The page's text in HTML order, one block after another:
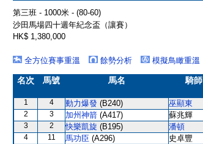
第三班 - 1000米 - (80-60)
沙田馬場四十週年紀念盃（讓賽）
HK$ 1,380,000
全方位賽事重溫
餘勢分析 模擬鳥瞰重溫
名次 馬號 馬名 騎師
1 4 動力爆發 (B240) 巫顯東
2
3 加州神箭 (A417) 蘇兆輝
3
2 快樂凱旋 (B195) 潘頓
4
11 馬功臣 (A296) 史卓豐